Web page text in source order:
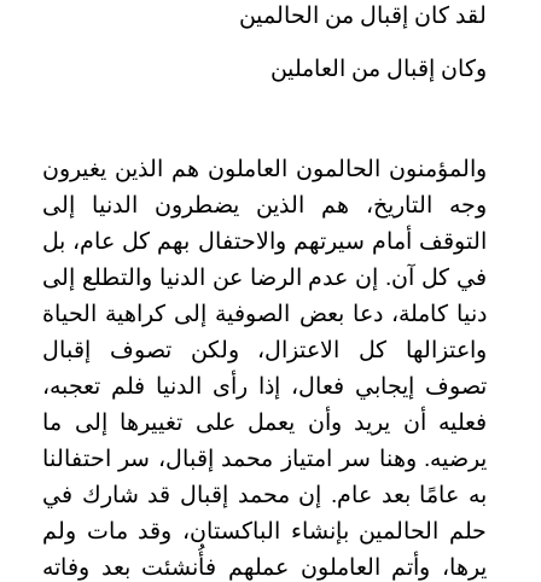
لقد كان إقبال من الحالمين
وكان إقبال من العاملين
والمؤمنون الحالمون العاملون هم الذين يغيرون
وجه التاريخ، هم الذين يضطرون الدنيا إلى
التوقف أمام سيرتهم والاحتفال بهم كل عام، بل
في كل آن. إن عدم الرضا عن الدنيا والتطلع إلى
دنيا كاملة، دعا بعض الصوفية إلى كراهية الحياة
واعتزالها كل الاعتزال، ولكن تصوف إقبال
تصوف إيجابي فعال، إذا رأى الدنيا فلم تعجبه،
فعليه أن يريد وأن يعمل على تغييرها إلى ما
يرضيه. وهنا سر امتياز محمد إقبال، سر احتفالنا
به عامًا بعد عام. إن محمد إقبال قد شارك في
حلم الحالمين بإنشاء الباكستان، وقد مات ولم
يرها، وأتم العاملون عملهم فأُنشئت بعد وفاته